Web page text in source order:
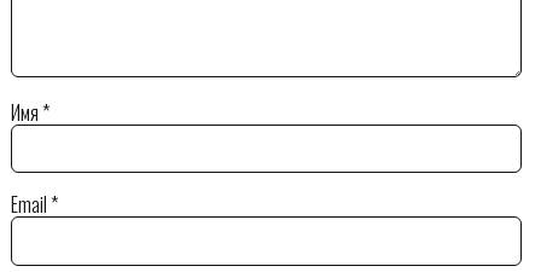
Имя*
Email*